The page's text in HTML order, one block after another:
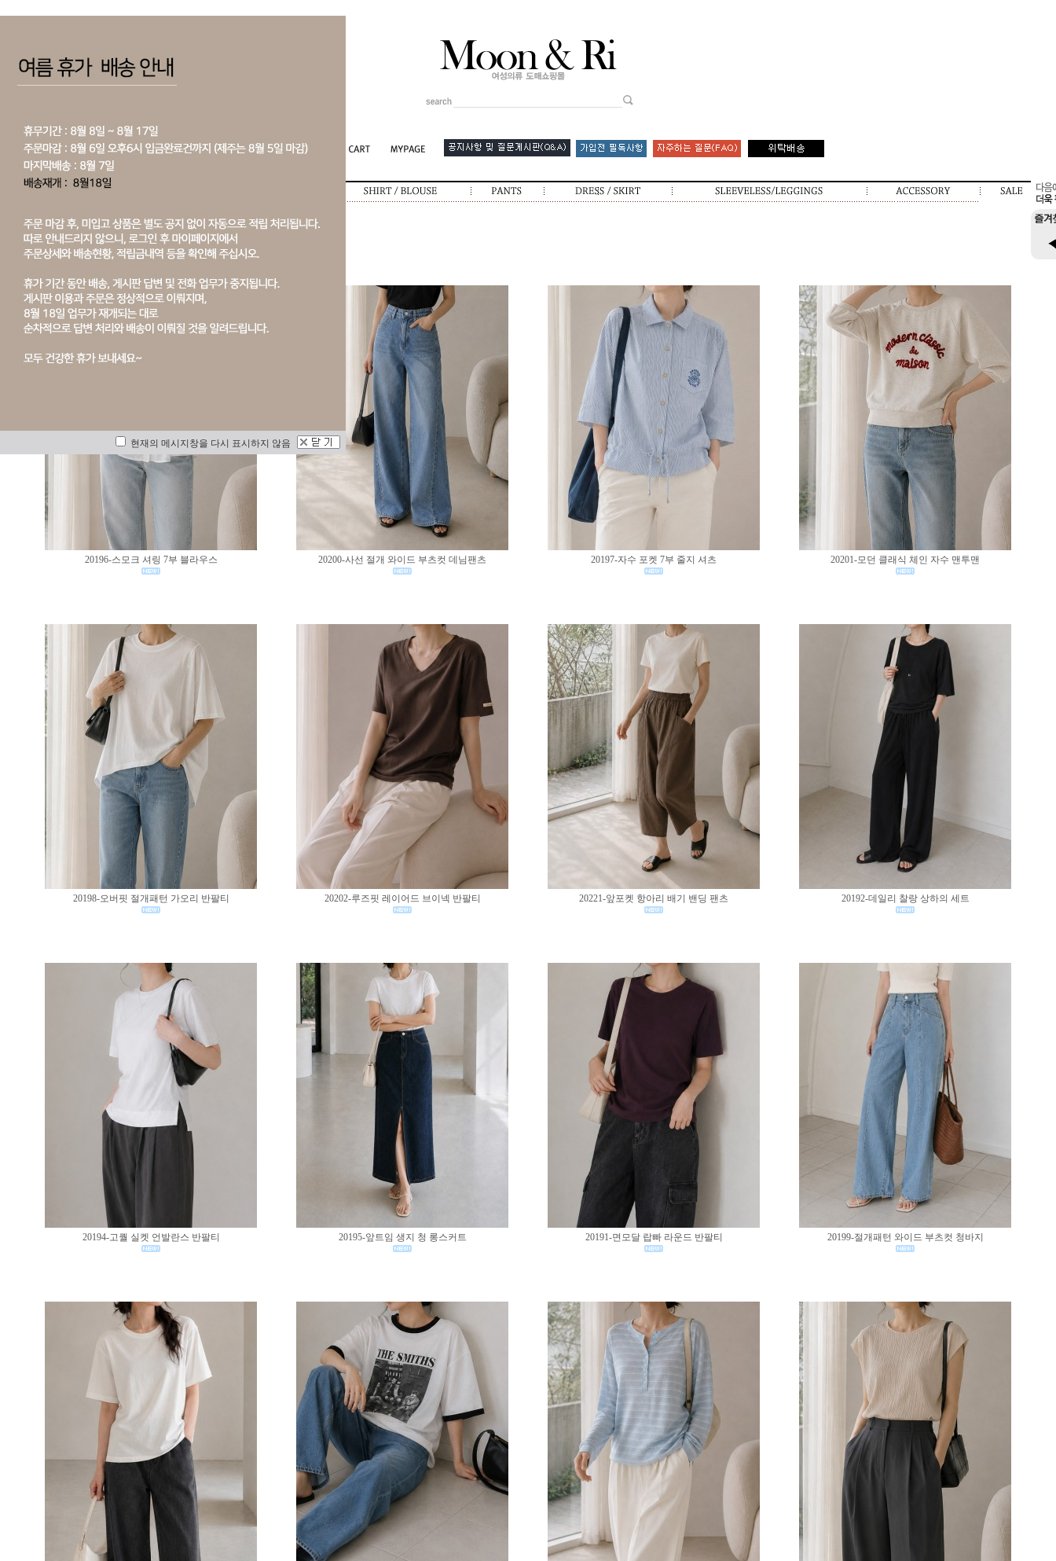
20196-스모크 셔링 7부 블라우스 20200-사선 절개 와이드 부츠컷 데님팬츠 20197-자수 포켓 7부 줄지 셔츠 20201-모던 클래식 체인 자수 맨투맨
20198-오버핏 절개패턴 가오리 반팔티 20202-루즈핏 레이어드 브이넥 반팔티 20221-앞포켓 항아리 배기 밴딩 팬츠 20192-데일리 찰랑 상하의 세트
20194-고퀄 실켓 언발란스 반팔티 20195-앞트임 생지 청 롱스커트 20191-면모달 랍빠 라운드 반팔티 20199-절개패턴 와이드 부츠컷 청바지
현재의 메시지창을 다시 표시하지 않음